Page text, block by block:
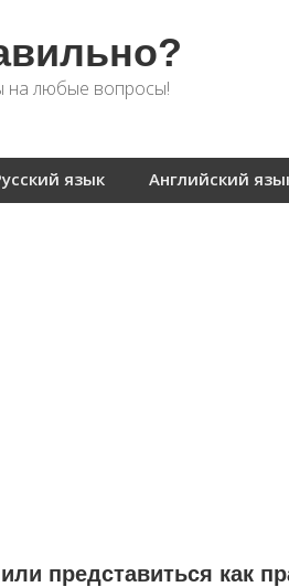
на любые вопросы!
язык Английский
представиться как